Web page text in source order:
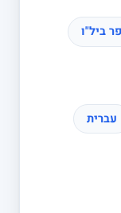
ביל"ו
עברית